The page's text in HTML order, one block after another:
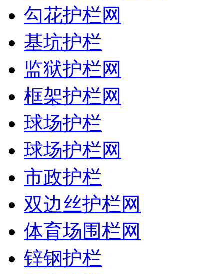
勾花护栏网
基坑护栏
监狱护栏网
框架护栏网
球场护栏
球场护栏网
市政护栏
双边丝护栏网
体育场围栏网
锌钢护栏